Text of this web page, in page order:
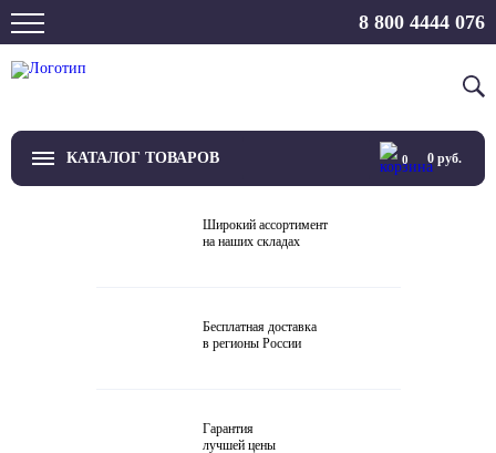
8 800 4444 076
КАТАЛОГ ТОВАРОВ
Виниловые проигрыватели
0 0руб.
Широкий ассортимент
на наших складах
Бесплатная доставка
в регионы России
Гарантия
лучшей цены